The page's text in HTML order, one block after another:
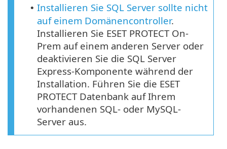
• Installieren Sie SQL Server sollte nicht
auf einem Domänencontroller.
Installieren Sie ESET PROTECT On-
Prem auf einem anderen Server oder
deaktivieren Sie die SQL Server
Express-Komponente während der
Installation. Führen Sie die ESET
PROTECT Datenbank auf Ihrem
vorhandenen SQL- oder MySQL-
Server aus.